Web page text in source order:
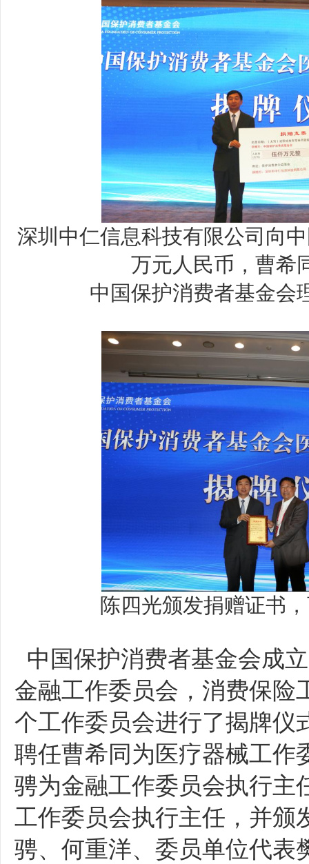
深圳中仁信息科技有限公司向
万元人民币，曹希
中国保护消费者基金会
陈四光颁发捐赠证书
中国保护消费者基金会成
金融工作委员会，消费保险
个工作委员会进行了揭牌仪
聘任曹希同为医疗器械工作
骋为金融工作委员会执行主
工作委员会执行主任，并颁
骋、何重洋、委员单位代表